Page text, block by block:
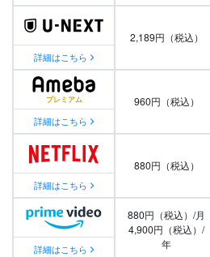
詳細はこちら
2,189円（税込）
詳細はこちら
960円（税込）
詳細はこちら
880円（税込）
詳細はこちら
880円（税込）/月
4,900円（税込）/
年